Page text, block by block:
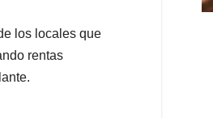
los locales que
rentas